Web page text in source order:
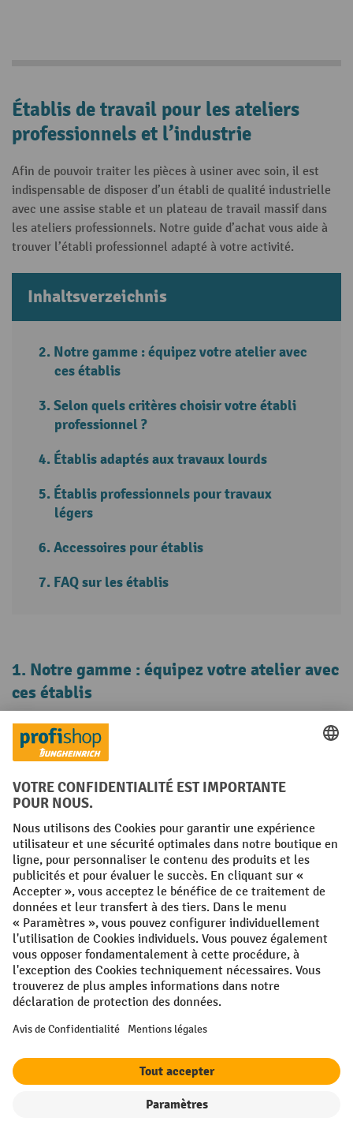
Établis de travail pour les ateliers
professionnels et l’industrie
Afin de pouvoir traiter les pièces à usiner avec soin, il est
indispensable de disposer d’un établi de qualité industrielle
avec une assise stable et un plateau de travail massif dans
les ateliers professionnels. Notre guide d’achat vous aide à
trouver l’établi professionnel adapté à votre activité.
Inhaltsverzeichnis
Notre gamme : équipez votre atelier avec
ces établis
Selon quels critères choisir votre établi
professionnel ?
Établis adaptés aux travaux lourds
Établis professionnels pour travaux
légers
Accessoires pour établis
FAQ sur les établis
1. Notre gamme : équipez votre atelier avec
ces établis
Établi universel